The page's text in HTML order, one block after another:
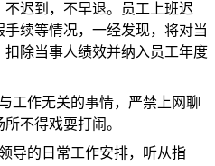
迟到，不早退。员工上班迟
续等情况，一经发现，将对当
除当事人绩效并纳入员工年度
工作无关的事情，严禁上网聊
不得戏耍打闹。
导的日常工作安排，听从指